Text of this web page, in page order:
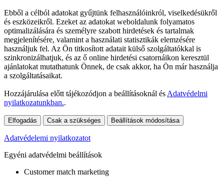
Ebből a célból adatokat gyűjtünk felhasználóinkról, viselkedésükről
és eszközeikről. Ezeket az adatokat weboldalunk folyamatos
optimalizálására és személyre szabott hirdetések és tartalmak
megjelenítésére, valamint a használati statisztikák elemzésére
használjuk fel. Az Ön titkosított adatait külső szolgáltatókkal is
szinkronizálhatjuk, és az ő online hirdetési csatornáikon keresztül
ajánlatokat mutathatunk Önnek, de csak akkor, ha Ön már használja
a szolgáltatásaikat.
Hozzájárulása előtt tájékozódjon a beállításoknál és Adatvédelmi
nyilatkozatunkban..
Elfogadás Csak a szükséges Beállítások módosítása
Adatvédelemi nyilatkozatot
Egyéni adatvédelmi beállítások
Customer match marketing